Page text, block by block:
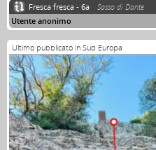
Fresca fresca - 6a
Sasso di Dante
Utente anonimo
Ultimo pubblicato in Sud Europa